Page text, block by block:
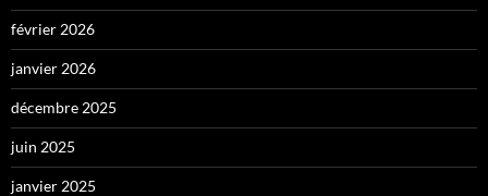
février 2026
janvier 2026
décembre 2025
juin 2025
janvier 2025